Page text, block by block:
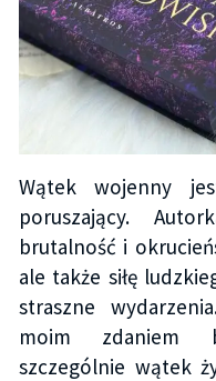
Wątek wojenny
poruszający.
brutalność i
ale także siłę
straszne
moim zdaniem
szczególnie wątek